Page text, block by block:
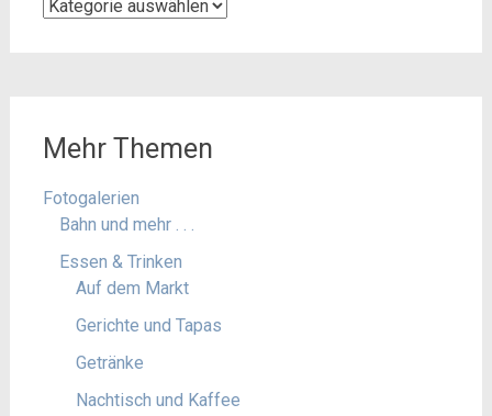
Kategorien
Mehr Themen
Fotogalerien
Bahn und mehr . . .
Essen & Trinken
Auf dem Markt
Gerichte und Tapas
Getränke
Nachtisch und Kaffee